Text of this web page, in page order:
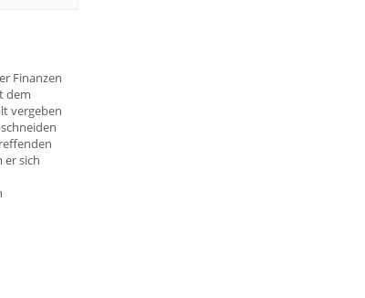
Finanzen
dem
vergeben
er sich